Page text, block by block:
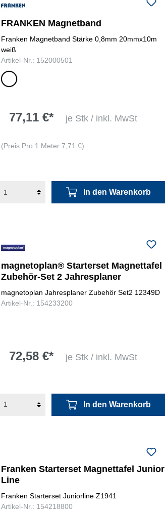
FRANKEN Magnetband
Franken Magnetband Stärke 0,8mm 20mmx10m
weiß
Artikel-Nr.: 152000501
weiß
77,11 €* je Stk / inkl. MwSt
(Preis Pro 1 Meter 7,71 €)
In den Warenkorb
magnetoplan® Starterset Magnettafel
Zubehör-Set 2 Jahresplaner
magnetoplan Jahresplaner Zubehör Set2 12349D
Artikel-Nr.: 154233200
72,58 €* je Stk / inkl. MwSt
In den Warenkorb
Franken Starterset Magnettafel Junior
Line
Franken Starterset Juniorline Z1941
Artikel-Nr.: 154218800